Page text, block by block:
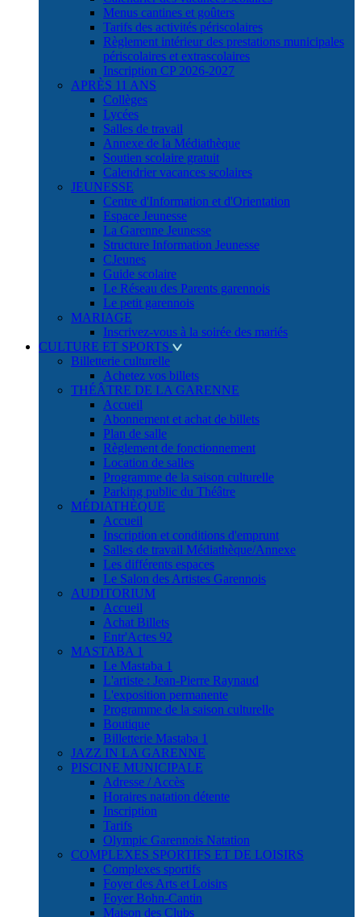
Menus cantines et goûters
Tarifs des activités périscolaires
Règlement intérieur des prestations municipales
périscolaires et extrascolaires
Inscription CP 2026-2027
APRÈS 11 ANS
Collèges
Lycées
Salles de travail
Annexe de la Médiathèque
Soutien scolaire gratuit
Calendrier vacances scolaires
JEUNESSE
Centre d'Information et d'Orientation
Espace Jeunesse
La Garenne Jeunesse
Structure Information Jeunesse
CJeunes
Guide scolaire
Le Réseau des Parents garennois
Le petit garennois
MARIAGE
Inscrivez-vous à la soirée des mariés
CULTURE ET SPORTS
Billetterie culturelle
Achetez vos billets
THÉÂTRE DE LA GARENNE
Accueil
Abonnement et achat de billets
Plan de salle
Règlement de fonctionnement
Location de salles
Programme de la saison culturelle
Parking public du Théâtre
MÉDIATHÈQUE
Accueil
Inscription et conditions d'emprunt
Salles de travail Médiathèque/Annexe
Les différents espaces
Le Salon des Artistes Garennois
AUDITORIUM
Accueil
Achat Billets
Entr'Actes 92
MASTABA 1
Le Mastaba 1
L'artiste : Jean-Pierre Raynaud
L'exposition permanente
Programme de la saison culturelle
Boutique
Billetterie Mastaba 1
JAZZ IN LA GARENNE
PISCINE MUNICIPALE
Adresse / Accès
Horaires natation détente
Inscription
Tarifs
Olympic Garennois Natation
COMPLEXES SPORTIFS ET DE LOISIRS
Complexes sportifs
Foyer des Arts et Loisirs
Foyer Bohn-Cantin
Maison des Clubs